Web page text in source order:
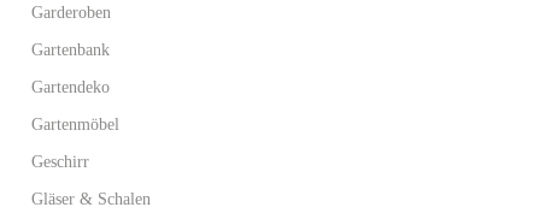
Garderoben
Gartenbank
Gartendeko
Gartenmöbel
Geschirr
Gläser & Schalen